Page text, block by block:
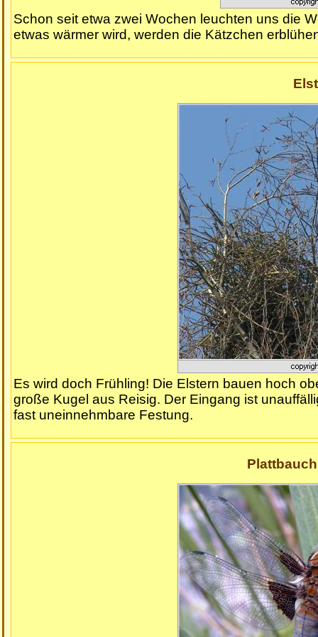
Schon seit etwa zwei Wochen leuchten uns die
etwas wärmer wird, werden die Kätzchen
Es wird doch Frühling! Die Elstern bauen hoch
große Kugel aus Reisig. Der Eingang ist
fast uneinnehmbare Festung.